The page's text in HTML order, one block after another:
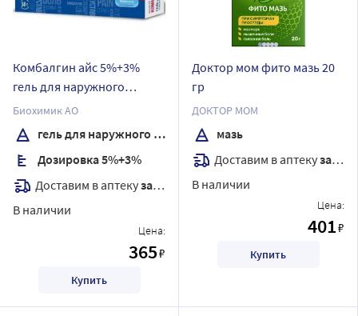
Комбалгин айс 5%+3%
гель для наружного
применения 50 гр
Биохимик АО
гель для наружного применения
Дозировка 5%+3%
Доставим в аптекузавтра
В наличии
Цена:
365₽
Купить
Доктор мом фито мазь 20
гр
ДОКТОР МОМ
мазь
Доставим в аптекузавтра
В наличии
Цена:
401₽
Купить